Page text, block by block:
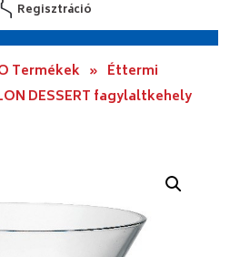
Regisztráció
Termékek » Éttermi
DESSERT fagylaltkehely